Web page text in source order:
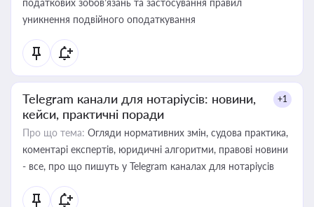
податкових зобов’язань та застосування правил
уникнення подвійного оподаткування
Telegram канали для нотаріусів: новини,
кейси, практичні поради
+1
Про що тема: Огляди нормативних змін, судова практика,
коментарі експертів, юридичні алгоритми, правові новини
- все, про що пишуть у Telegram каналах для нотаріусів